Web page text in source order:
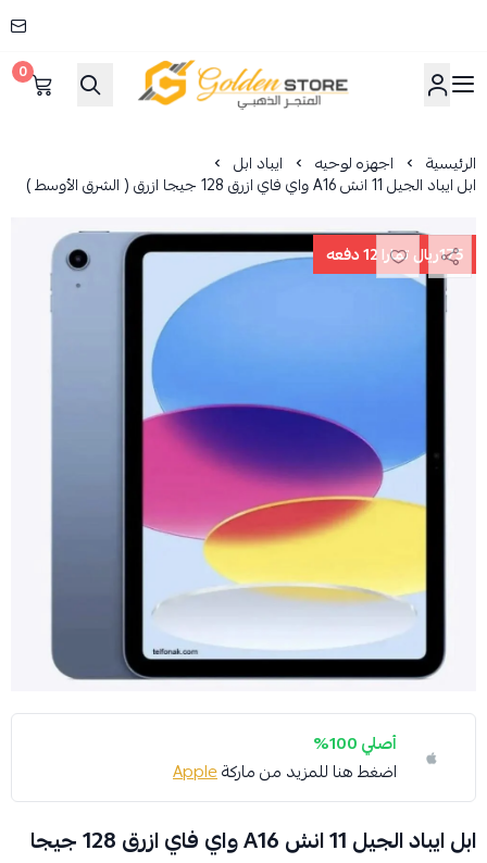
المتجر الذهبي
0
الرئيسية اجهزه لوحيه ايباد ابل
ابل ايباد الجيل 11 انش A16 واي فاي ازرق 128 جيجا ازرق ( الشرق الأوسط )
175ريال تمارا 12 دفعه
أصلي 100%
اضغط هنا للمزيد من ماركةApple
ابل ايباد الجيل 11 انش A16 واي فاي ازرق 128 جيجا